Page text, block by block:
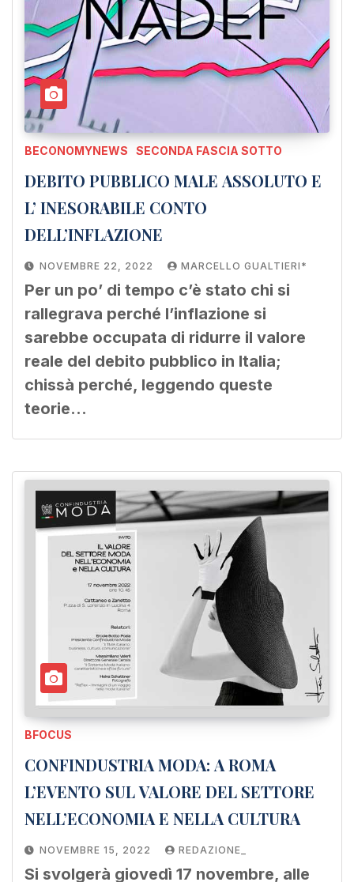
BECONOMYNEWS SECONDA FASCIA SOTTO
DEBITO PUBBLICO MALE ASSOLUTO E
L’ INESORABILE CONTO
DELL’INFLAZIONE
NOVEMBRE 22, 2022 MARCELLO GUALTIERI*
Per un po’ di tempo c’è stato chi si
rallegrava perché l’inflazione si
sarebbe occupata di ridurre il valore
reale del debito pubblico in Italia;
chissà perché, leggendo queste
teorie…
BFOCUS
CONFINDUSTRIA MODA: A ROMA
L’EVENTO SUL VALORE DEL SETTORE
NELL’ECONOMIA E NELLA CULTURA
NOVEMBRE 15, 2022 REDAZIONE_
Si svolgerà giovedì 17 novembre, alle